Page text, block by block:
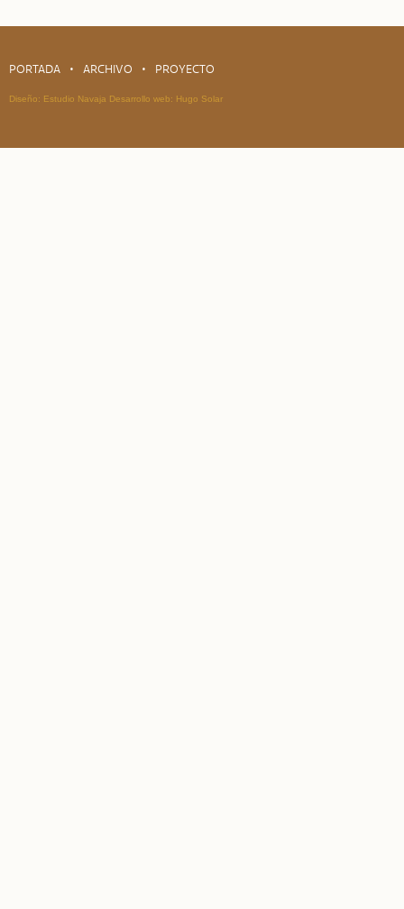
PORTADA ARCHIVO PROYECTO
Diseño: Estudio Navaja Desarrollo web: Hugo Solar